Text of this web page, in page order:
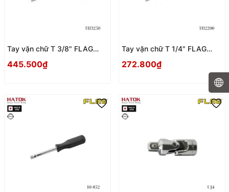
Tay vặn chữ T 3/8" FLAG
445.500₫
Tay vặn chữ T 1/4" FLAG
272.800₫